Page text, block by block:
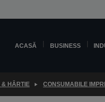
ACASĂ BUSINESS
HÂRTIE CONSUMABILE